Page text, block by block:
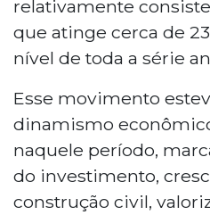
relativamente
que atinge cerca de
nível de toda a série
Esse movimento
dinamismo
naquele período,
do investimento,
construção civil,